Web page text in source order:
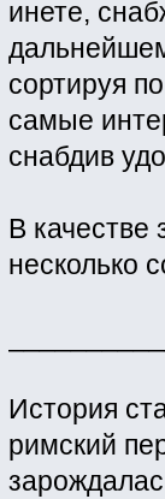
инете,
сортируя
самые
снабдив
В качестве
несколько
История
римский